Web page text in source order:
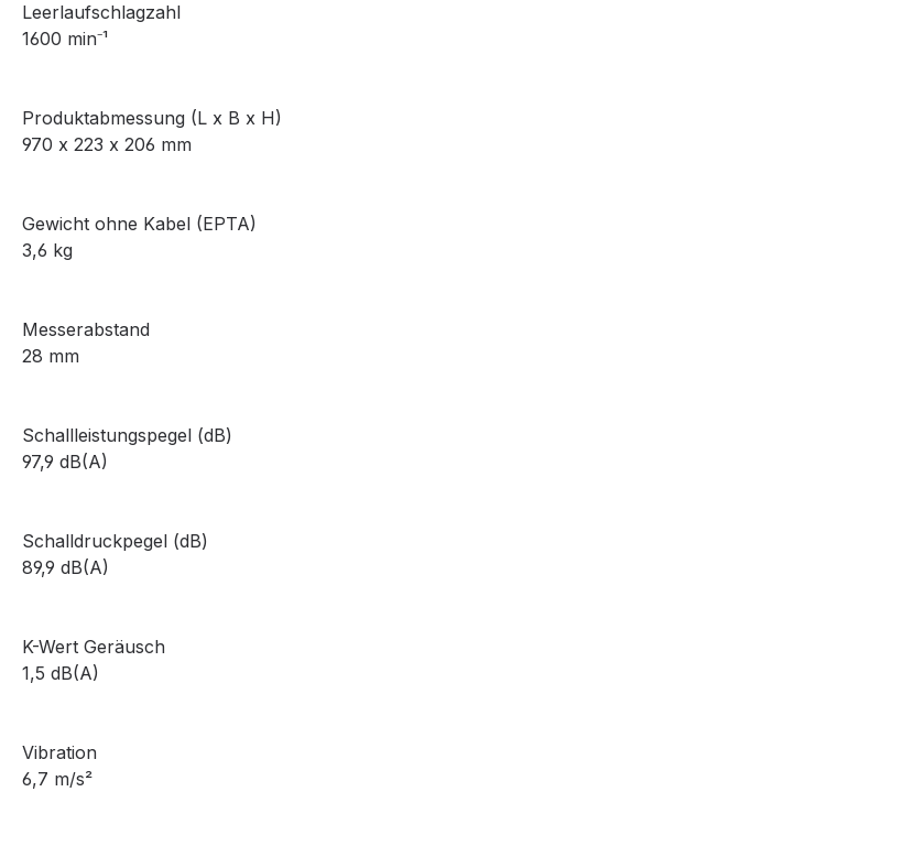
Leerlaufschlagzahl
1600 min⁻¹
Produktabmessung (L x B x H)
970 x 223 x 206 mm
Gewicht ohne Kabel (EPTA)
3,6 kg
Messerabstand
28 mm
Schallleistungspegel (dB)
97,9 dB(A)
Schalldruckpegel (dB)
89,9 dB(A)
K-Wert Geräusch
1,5 dB(A)
Vibration
6,7 m/s²